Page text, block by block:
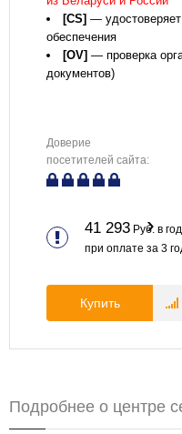
[CS] —
обеспечения
[OV] — проверка
документов)
Доверие
посетителей сайта:
41 293 Руб. в год
при оплате за 3
Купить
Подробнее о центре